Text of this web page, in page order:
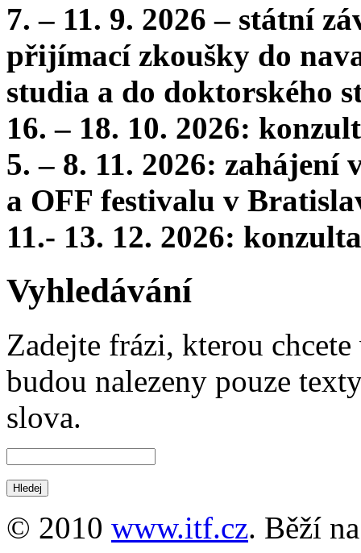
7. – 11. 9. 2026 – státní
přijímací zkoušky do
studia a do doktorského
16. – 18. 10. 2026:
5. – 8. 11. 2026:
a OFF festivalu v
11.- 13. 12. 2026:
Vyhledávání
Zadejte frázi, kterou
budou nalezeny pouze
slova.
© 2010 www.itf.cz. Běží